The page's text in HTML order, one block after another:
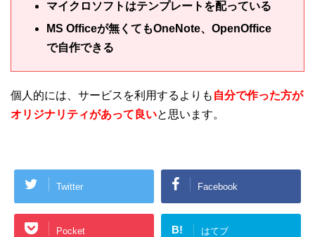
マイクロソフトはテンプレートを配っている
MS Officeが無くてもOneNote、OpenOffice
で自作できる
個人的には、サービスを利用するよりも 自分で作った方が
オリジナリティがあって良いと思います。
Twitter Facebook
Pocket B! はてブ